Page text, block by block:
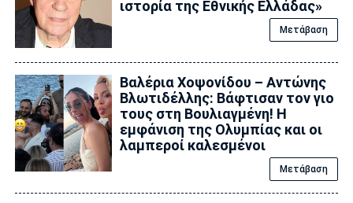
ιστορία της Εθνικής Ελλάδας»
Μετάβαση
Βαλέρια Χοψονίδου – Αντώνης
Βλωτιδέλλης: Βάφτισαν τον γιο
τους στη Βουλιαγμένη! Η
εμφάνιση της Ολυμπίας και οι
λαμπεροί καλεσμένοι
Μετάβαση